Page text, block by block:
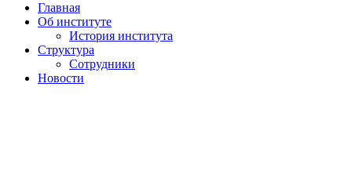
Главная
Об институте
История института
Структура
Сотрудники
Новости